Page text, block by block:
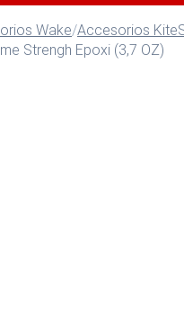
Wake/Accesorios
Strengh Epoxi (3,7 OZ)